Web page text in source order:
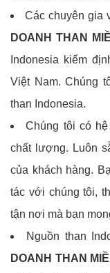
Các chuyên gia
DOANH THAN
Indonesia kiểm
Việt Nam. Chúng
than Indonesia.
Chúng tôi có
chất lượng. Luôn
của khách hàng.
tác với chúng tôi,
tận nơi mà bạn
Nguồn than
DOANH THAN